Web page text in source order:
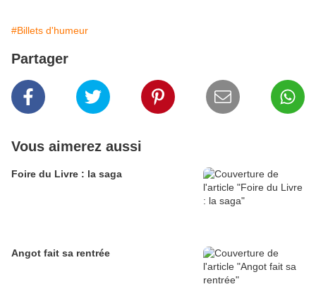
#Billets d'humeur
Partager
Vous aimerez aussi
Foire du Livre : la saga
Angot fait sa rentrée